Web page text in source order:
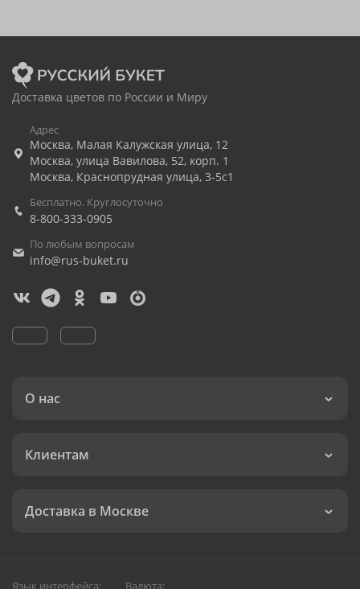
Доставка цветов по России и Миру
Адрес
Москва, Малая Калужская улица, 12
Москва, улица Вавилова, 52, корп. 1
Москва, Краснопрудная улица, 3-5с1
Бесплатно. Круглосуточно
8-800-333-0905
По любым вопросам
info@rus-buket.ru
О нас
Клиентам
Доставка в Москве
Язык интерфейса: Валюта: